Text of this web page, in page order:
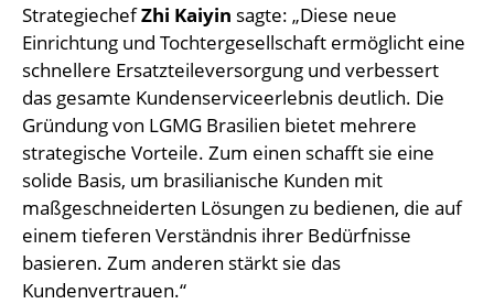
StrategiechefZhi Kaiyin sagte: „Diese neue
Einrichtung und Tochtergesellschaft ermöglicht eine
schnellere Ersatzteileversorgung und verbessert
das gesamte Kundenserviceerlebnis deutlich. Die
Gründung von LGMG Brasilien bietet mehrere
strategische Vorteile. Zum einen schafft sie eine
solide Basis, um brasilianische Kunden mit
maßgeschneiderten Lösungen zu bedienen, die auf
einem tieferen Verständnis ihrer Bedürfnisse
basieren. Zum anderen stärkt sie das
Kundenvertrauen.“